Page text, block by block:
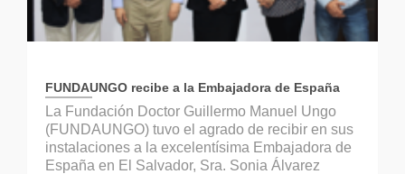
FUNDAUNGO recibe a la Embajadora de España
La Fundación Doctor Guillermo Manuel Ungo
(FUNDAUNGO) tuvo el agrado de recibir en sus
instalaciones a la excelentísima Embajadora de
España en El Salvador, Sra. Sonia Álvarez